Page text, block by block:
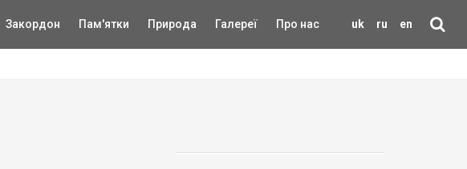
uk ru en
Закордон Пам'ятки Природа Галереї Про нас